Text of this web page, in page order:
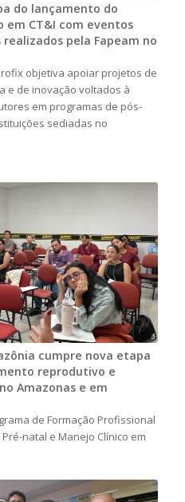
do lançamento do
em CT&I com eventos
pela Fapeam no
objetiva apoiar projetos de
e de inovação voltados à
em programas de pós-
sediadas no
cumpre nova etapa
reprodutivo e
Amazonas e em
de Formação Profissional
natal e Manejo Clínico em